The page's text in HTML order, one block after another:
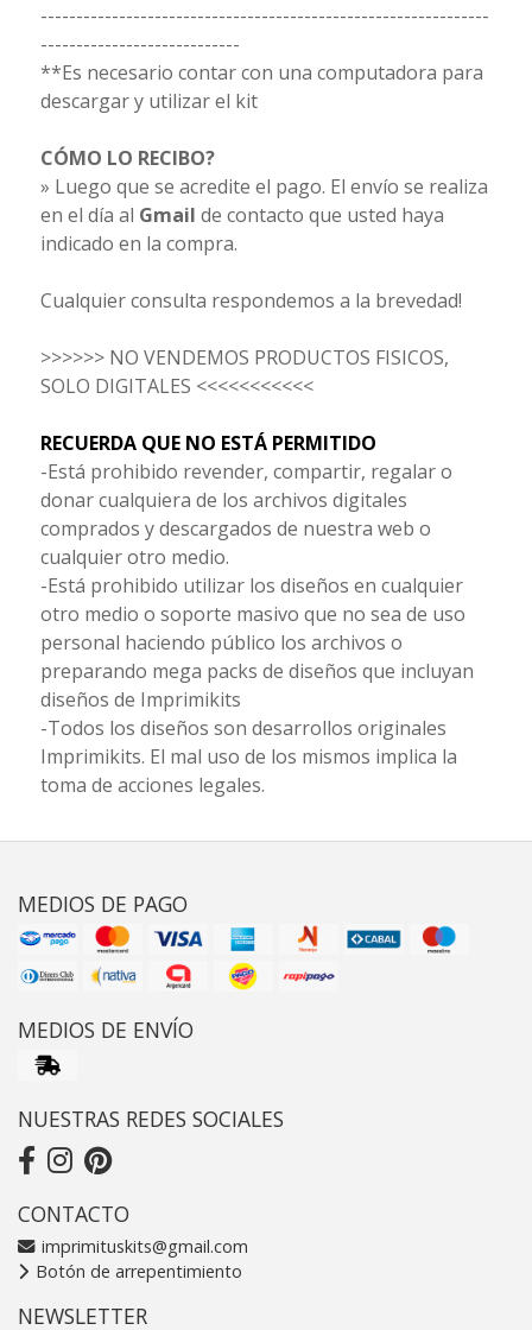
---------------------------------------------------------------
----------------------------
**Es necesario contar con una computadora para
descargar y utilizar el kit
CÓMO LO RECIBO?
» Luego que se acredite el pago. El envío se realiza
en el día al Gmail de contacto que usted haya
indicado en la compra.
Cualquier consulta respondemos a la brevedad!
>>>>>> NO VENDEMOS PRODUCTOS FISICOS,
SOLO DIGITALES <<<<<<<<<<<
RECUERDA QUE NO ESTÁ PERMITIDO
-Está prohibido revender, compartir, regalar o
donar cualquiera de los archivos digitales
comprados y descargados de nuestra web o
cualquier otro medio.
-Está prohibido utilizar los diseños en cualquier
otro medio o soporte masivo que no sea de uso
personal haciendo público los archivos o
preparando mega packs de diseños que incluyan
diseños de Imprimikits
-Todos los diseños son desarrollos originales
Imprimikits. El mal uso de los mismos implica la
toma de acciones legales.
MEDIOS DE PAGO
MEDIOS DE ENVÍO
NUESTRAS REDES SOCIALES
CONTACTO
imprimituskits@gmail.com
Botón de arrepentimiento
NEWSLETTER